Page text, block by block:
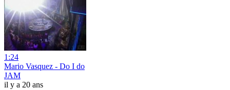
1:24
Mario Vasquez - Do I do
JAM
il y a 20 ans